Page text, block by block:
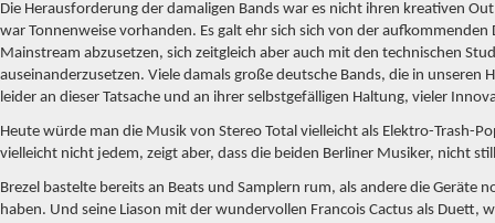
Die Herausforderung der damaligen Bands war es nicht ihren kreativen
war Tonnenweise vorhanden. Es galt ehr sich sich von der
Mainstream abzusetzen, sich zeitgleich aber auch mit den technischen
auseinanderzusetzen. Viele damals große deutsche Bands, die in unseren
leider an dieser Tatsache und an ihrer selbstgefälligen Haltung, vieler
Heute würde man die Musik von Stereo Total vielleicht als Elektro-Trash-
vielleicht nicht jedem, zeigt aber, dass die beiden Berliner Musiker, nicht
Brezel bastelte bereits an Beats und Samplern rum, als andere die Geräte
haben. Und seine Liason mit der wundervollen Francois Cactus als Duett,